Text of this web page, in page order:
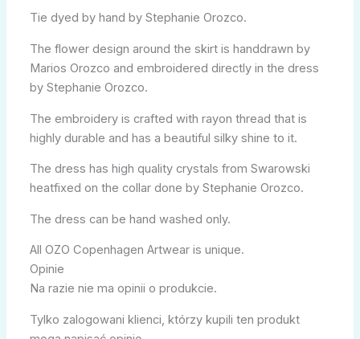
Tie dyed by hand by Stephanie Orozco.
The flower design around the skirt is handdrawn by
Marios Orozco and embroidered directly in the dress
by Stephanie Orozco.
The embroidery is crafted with rayon thread that is
highly durable and has a beautiful silky shine to it.
The dress has high quality crystals from Swarowski
heatfixed on the collar done by Stephanie Orozco.
The dress can be hand washed only.
All OZO Copenhagen Artwear is unique.
Opinie
Na razie nie ma opinii o produkcie.
Tylko zalogowani klienci, którzy kupili ten produkt